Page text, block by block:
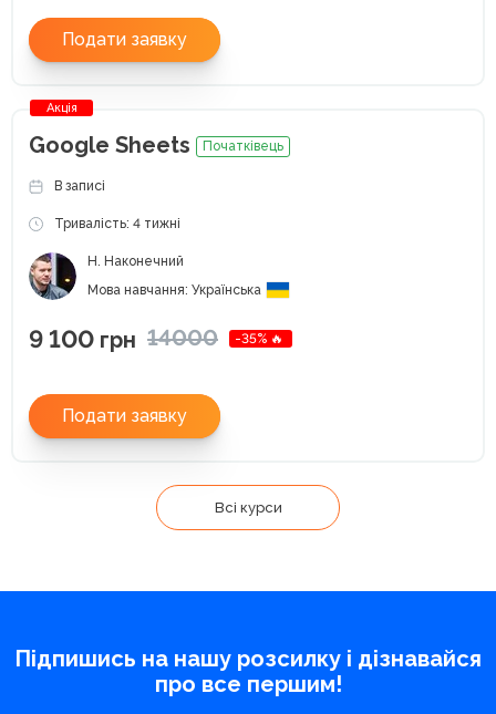
Подати заявку
Акція
Google Sheets Початківець
В записі
Тривалість: 4 тижні
Н. Наконечний
Мова навчання: Українська
9 100 грн 14000 -35% 🔥
Подати заявку
Всі курси
Підпишись на нашу розсилку і дізнавайся
про все першим!